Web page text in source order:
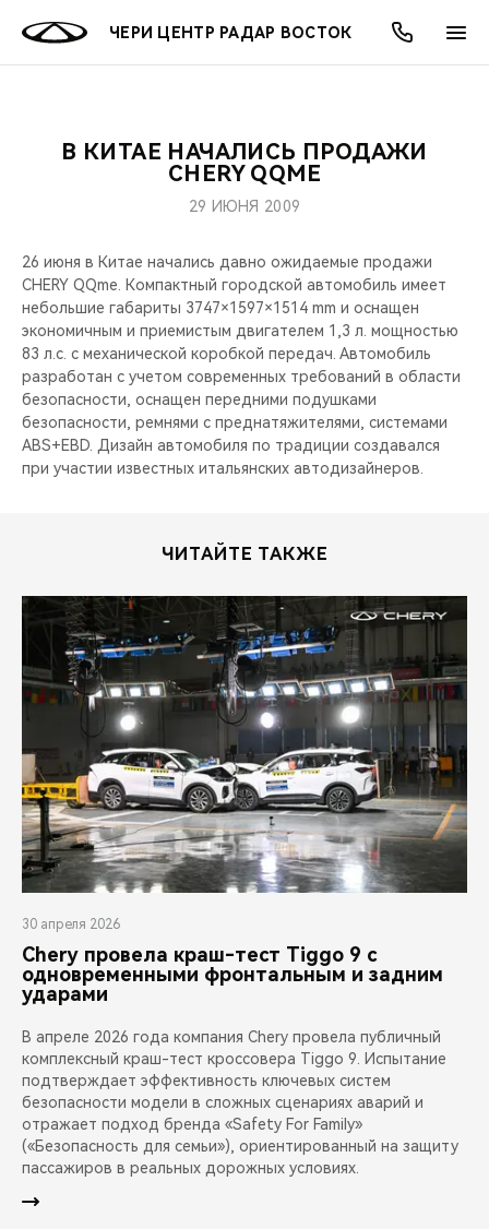
ЧЕРИ ЦЕНТР РАДАР ВОСТОК
МОДЕЛИ
КРОССОВЕРЫ
СЕДАНЫ
НОВИНКИ
ПОКУПАТЕЛЯМ
КРЕДИТ И СТРАХОВАНИЕ
ВЛАДЕЛЬЦАМ
ЗАПЧАСТИ И АКСЕССУАРЫ
ПОДДЕРЖКА
CHERY CONNECT
МИР CHERY
О БРЕНДЕ
CHERY В СОЦСЕТЯХ
ЛЮДИ CHERY
БЛАГОТВОРИТЕЛЬНОСТЬ
НАШИ МЕРОПРИЯТИЯ
ВИДЕООБЗОРЫ
CHERY ДЛЯ ДЕТЕЙ
АКЦИИ
ОНЛАЙН СЕРВИСЫ
КРЕДИТ
О КОМПАНИИ
МЫ В СОЦСЕТЯХ
В КИТАЕ НАЧАЛИСЬ ПРОДАЖИ
CHERY QQME
29 ИЮНЯ 2009
26 июня в Китае начались давно ожидаемые продажи
CHERY QQme. Компактный городской автомобиль имеет
небольшие габариты 3747×1597×1514 mm и оснащен
экономичным и приемистым двигателем 1,3 л. мощностью
83 л.с. с механической коробкой передач. Автомобиль
разработан с учетом современных требований в области
безопасности, оснащен передними подушками
безопасности, ремнями с преднатяжителями, системами
ABS+EBD. Дизайн автомобиля по традиции создавался
при участии известных итальянских автодизайнеров.
ЧИТАЙТЕ ТАКЖЕ
30 апреля 2026
Chery провела краш-тест Tiggo 9 с
одновременными фронтальным и задним
ударами
В апреле 2026 года компания Chery провела публичный
комплексный краш-тест кроссовера Tiggo 9. Испытание
подтверждает эффективность ключевых систем
безопасности модели в сложных сценариях аварий и
отражает подход бренда «Safety For Family»
(«Безопасность для семьи»), ориентированный на защиту
пассажиров в реальных дорожных условиях.